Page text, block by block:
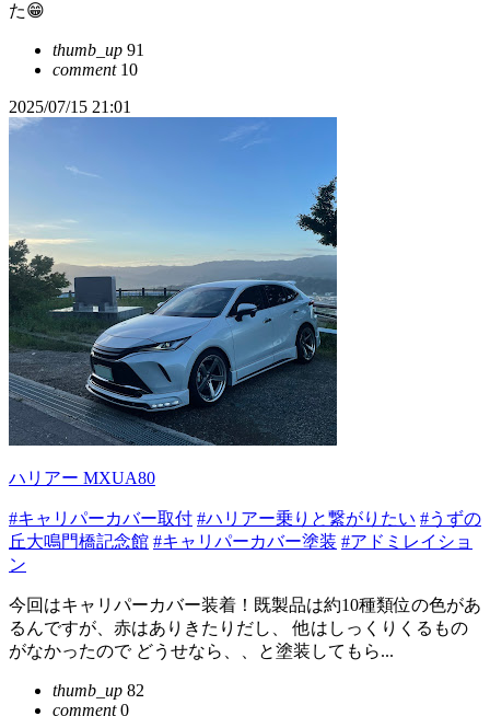
た😁
thumb_up 91
comment10
2025/07/15 21:01
ハリアー MXUA80
#キャリパーカバー取付 #ハリアー乗りと繋がりたい #うずの
丘大鳴門橋記念館 #キャリパーカバー塗装 #アドミレイショ
ン
今回はキャリパーカバー装着！既製品は約10種類位の色があ
るんですが、赤はありきたりだし、 他はしっくりくるもの
がなかったので どうせなら、、と塗装してもら...
thumb_up 82
comment0